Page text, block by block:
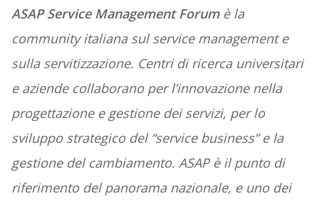
ASAP Service Management Forumè la
community italiana sul service management e
sulla servitizzazione. Centri di ricerca universitari
e aziende collaborano per l’innovazione nella
progettazione e gestione dei servizi, per lo
sviluppo strategico del “service business” e la
gestione del cambiamento. ASAP è il punto di
riferimento del panorama nazionale, e uno dei